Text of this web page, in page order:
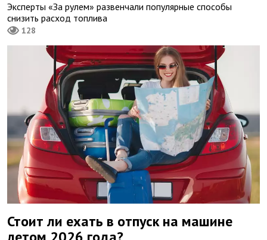
Эксперты «За рулем» развенчали популярные способы
снизить расход топлива
128
Стоит ли ехать в отпуск на машине